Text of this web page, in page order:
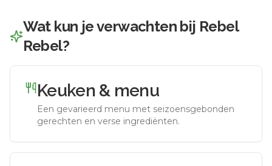
Wat kun je verwachten bij Rebel
Rebel?
Keuken & menu
Een gevarieerd menu met seizoensgebonden
gerechten en verse ingrediënten.